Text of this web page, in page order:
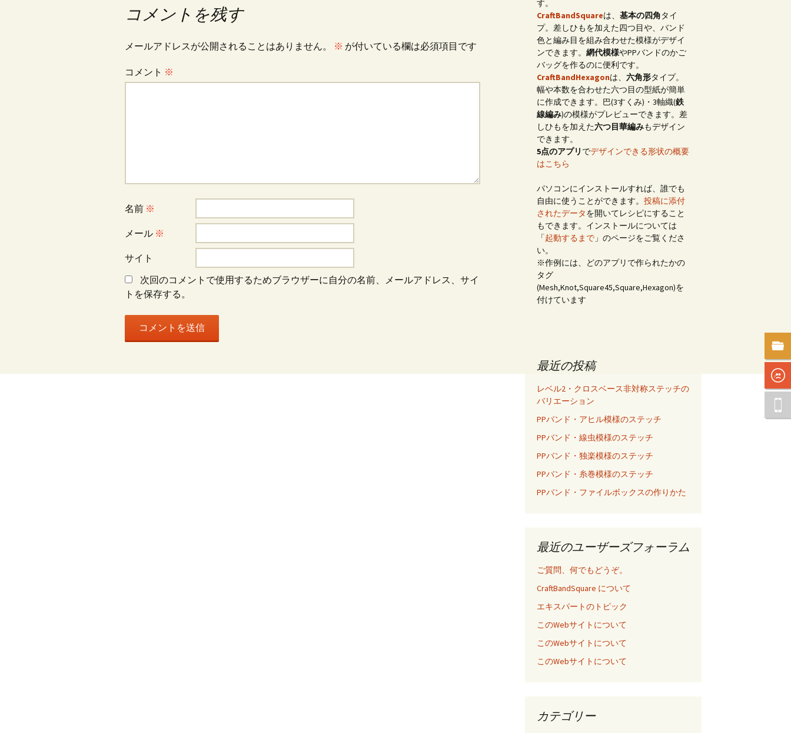
コメントを残す
メールアドレスが公開されることはありません。 ※ が付いている欄は必須項目です
コメント ※
名前 ※
メール ※
サイト
次回のコメントで使用するためブラウザーに自分の名前、メールアドレス、サイ
トを保存する。
す。
CraftBandSquareは、 基本の四角タイ
プ。差しひもを加えた四つ目や、バンド
色と編み目を組み合わせた模様がデザイ
ンできます。 網代模様やPPバンドのかご
バッグを作るのに便利です。
CraftBandHexagonは、 六角形タイプ。
幅や本数を合わせた六つ目の型紙が簡単
に作成できます。巴(3すくみ)・3軸織(鉄
線編み)の模様がプレビューできます。差
しひもを加えた六つ目華編みもデザイン
できます。
5点のアプリ でデザインできる形状の概要
はこちら
パソコンにインストールすれば、誰でも
自由に使うことができます。 投稿に添付
されたデータを開いてレシピにすること
もできます。インストールについては
「起動するまで 」のページをご覧くださ
い。
※作例には、どのアプリで作られたかの
タグ
(Mesh,Knot,Square45,Square,Hexagon)を
付けています
最近の投稿
レベル2・クロスベース非対称ステッチの
バリエーション
PPバンド・アヒル模様のステッチ
PPバンド・線虫模様のステッチ
PPバンド・独楽模様のステッチ
PPバンド・糸巻模様のステッチ
PPバンド・ファイルボックスの作りかた
最近のユーザーズフォーラム
ご質問、何でもどうぞ。
CraftBandSquare について
エキスパートのトピック
このWebサイトについて
このWebサイトについて
このWebサイトについて
カテゴリー